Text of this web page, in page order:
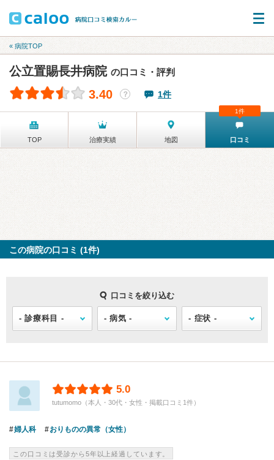
« 病院TOP
公立置賜長井病院 の口コミ・評判
3.40 ？ 1件
TOP 治療実績 地図 口コミ
1件
この病院の口コミ (1件)
口コミを絞り込む
5.0
tutumomo（本人・30代・女性・掲載口コミ1件）
婦人科 おりものの異常（女性）
この口コミは受診から5年以上経過しています。